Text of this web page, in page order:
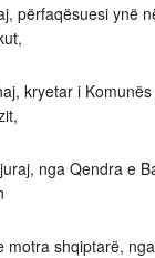
përfaqësuesi ynë
kryetar i
nga Qendra e
motra shqiptarë,